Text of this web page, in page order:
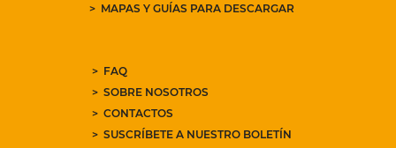
MAPAS Y GUÍAS PARA DESCARGAR
FAQ
SOBRE NOSOTROS
CONTACTOS
SUSCRÍBETE A NUESTRO BOLETÍN